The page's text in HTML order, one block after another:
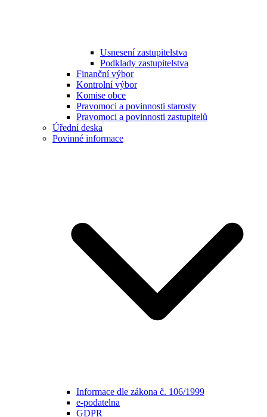
Usnesení zastupitelstva
Podklady zastupitelstva
Finanční výbor
Kontrolní výbor
Komise obce
Pravomoci a povinnosti starosty
Pravomoci a povinnosti zastupitelů
Úřední deska
Povinné informace
Informace dle zákona č. 106/1999
e-podatelna
GDPR